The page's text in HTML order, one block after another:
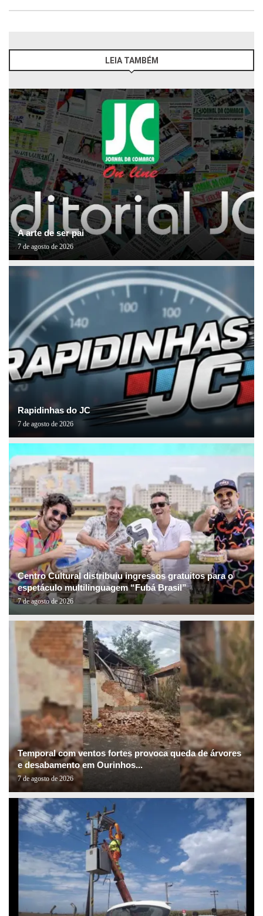
LEIA TAMBÉM
A arte de ser pai
7 de agosto de 2026
Rapidinhas do JC
7 de agosto de 2026
Centro Cultural distribuiu ingressos gratuitos para o
espetáculo multilinguagem “Fubá Brasil”
7 de agosto de 2026
Temporal com ventos fortes provoca queda de árvores
e desabamento em Ourinhos...
7 de agosto de 2026